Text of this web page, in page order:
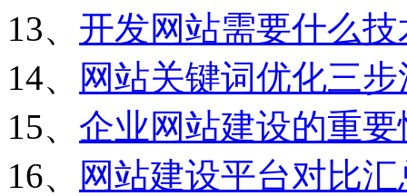
13、 开发网站需要什么技
14、
网站关键词优化三步
15、 企业网站建设的重要
16、
网站建设平台对比汇